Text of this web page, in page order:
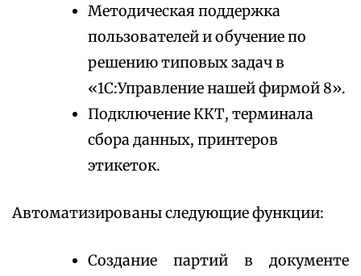
Методическая поддержка
пользователей и обучение по
решению типовых задач в
«1С:Управление нашей фирмой 8».
Подключение ККТ, терминала
сбора данных, принтеров
этикеток.
Автоматизированы следующие функции:
Создание партий в документе